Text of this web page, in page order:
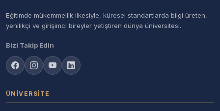
Eğitimde mükemmellik ilkesiyle, küresel standartlarda bilgi üreten,
yenilikçi ve girişimci bireyler yetiştiren dünya üniversitesi.
Bizi Takip Edin
ÜNIVERSITE